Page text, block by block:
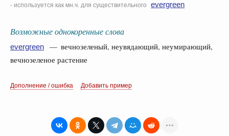
- используется как мн.ч. для существительного evergreen
Возможные однокоренные слова
evergreen
— вечнозеленый, неувядающий, неумирающий,
вечнозеленое растение
Дополнение / ошибка Добавить пример